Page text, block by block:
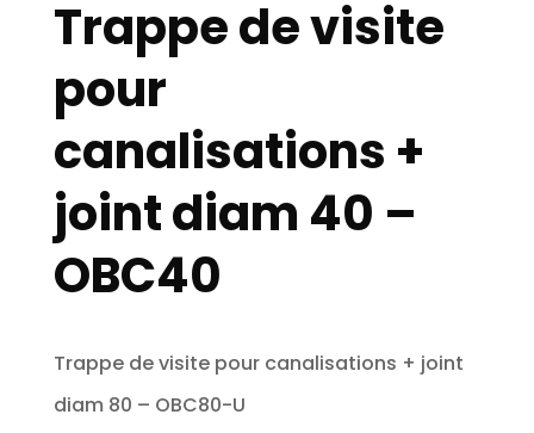
Trappe de visite
pour
canalisations +
joint diam 40 –
OBC40
Trappe de visite pour canalisations + joint
diam 80 – OBC80-U